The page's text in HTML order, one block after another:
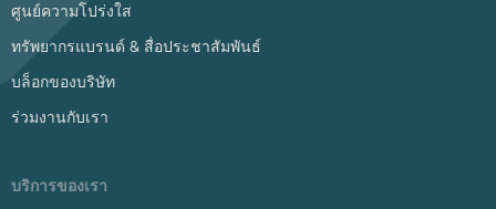
ศูนย์ความโปร่งใส
ทรัพยากรแบรนด์ & สื่อประชาสัมพันธ์
บล็อกของบริษัท
ร่วมงานกับเรา
บริการของเรา